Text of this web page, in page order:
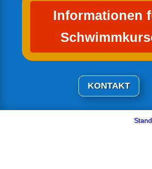
Informationen
KONTAKT